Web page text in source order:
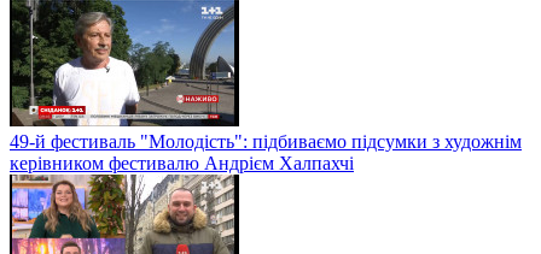
49-й фестиваль "Молодість": підбиваємо підсумки з художнім
керівником фестивалю Андрієм Халпахчі